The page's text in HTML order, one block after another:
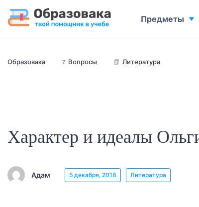
Образовака ❓ Вопросы 📗 Литература
Характер и идеалы
Адам 5 декабря, 2018 Литература
Предметы